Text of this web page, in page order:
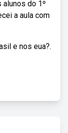
do 1º
a aula com
e nos eua?.